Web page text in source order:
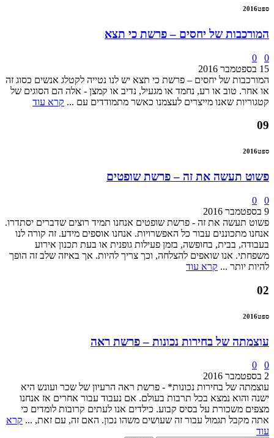
ספט2016
המורכבות של יחסים – פרשת כי תצא
0
0
15 בספטמבר 2016
המורכבות של יחסים – פרשת כי תצא יש לנו נטייה לקטלג אנשים כסוג זה
או אחר. טוב או רע, נחמד או מגעיל, נדיב או קמצן - אלה הם הסוגים של
קטגוריות שאנו מייצרים לעצמנו כאשר מתמודדים עם ... קרא עוד
09
ספט2016
פשוט תעשה את זה – פרשת שופטים
0
0
9 בספטמבר 2016
פשוט תעשה את זה - פרשת שופטים אנחנו תמיד רוצים שדברים יסתדרו.
אנחנו מתכוננים עבור כל האפשרויות. אנחנו אוספים מידע. זה קורה לנו
בעבודה, בבית, בחופשה, בזמן פעילות גופנית או בעת תכנון אירוע
משפחתי. אנו שואפים להצלחה, וכך צריך להיות. אך באיזה שלב זה הופך
להיות יותר ... קרא עוד
02
ספט2016
עוצמתה של בחירות נכונות – פרשת ראה
0
0
2 בספטמבר 2016
עוצמתה של בחירות נכונות* - פרשת ראה הרעיון של שכר ועונש היא
ישנה והוא נמצא בכל תרבות בעולם. אם נעבוד עבור אחרים אז אנחנו
מצפים משכורת על בסיס קבוע. כילדים אנו לעתים קרובות לומדים כי
אתה מקבל תגמול עבור זה שעושים משהו נכון. האם זה, עם זאת, ... קרא
עוד